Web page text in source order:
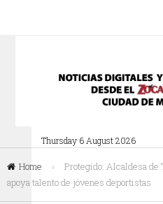
Thursday 6 August 2026
Home »
Protegido: Alcaldesa de
apoya talento de jóvenes deportistas